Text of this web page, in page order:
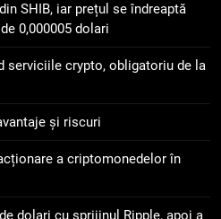
de 24 de ore
digitali și arhitectura
O nouă viziune asupra
și FC Barcelona
a stimula implicarea
SHIB, iar prețul se îndreaptă
0,000005 dolari
serviciile crypto, obligatoriu de la
și riscuri
a criptomonedelor în
dolari cu sprijinul Ripple, apoi a